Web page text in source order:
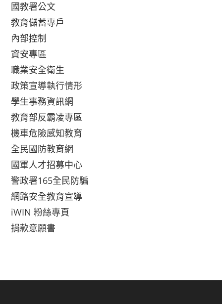
國教署公文
教育儲蓄專戶
內部控制
資安專區
職業安全衛生
政策宣導執行情形
學生事務資訊網
教育部反霸凌專區
機車危險感知教育
全民國防教育網
國軍人才招募中心
警政署165全民防騙
網路安全教育宣導
iWIN 粉絲專頁
捐款意願書